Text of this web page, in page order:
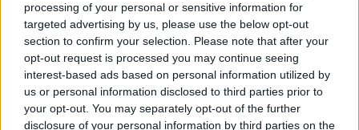
processing of your personal or sensitive information for
targeted advertising by us, please use the below opt-out
section to confirm your selection. Please note that after your
opt-out request is processed you may continue seeing
interest-based ads based on personal information utilized by
us or personal information disclosed to third parties prior to
your opt-out. You may separately opt-out of the further
disclosure of your personal information by third parties on the
• Visa handflatan för att starta eller
stoppa spårningen.
• Gör ett ”V”-tecken för att ta en bild
eller starta/stoppa videoinspelning.
Dolby Vision 2 lanseras –
nästa generation HDR ger
bättre bild